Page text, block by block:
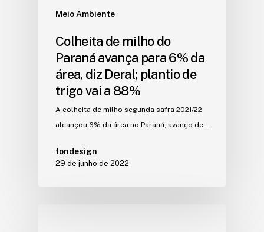
Meio Ambiente
Colheita de milho do
Paraná avança para 6% da
área, diz Deral; plantio de
trigo vai a 88%
A colheita de milho segunda safra 2021/22
alcançou 6% da área no Paraná, avanço de…
tondesign
29 de junho de 2022